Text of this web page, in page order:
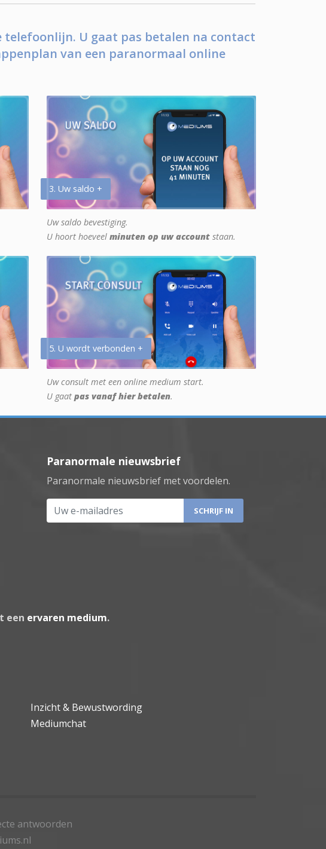
U gaat pas betalen na contact
van een paranormaal online
3. Uw saldo +
Uw saldo bevestiging.
U hoort hoeveel minuten op uw account staan.
5. U wordt verbonden +
Uw consult met een online medium start.
U gaat pas vanaf hier betalen.
Paranormale nieuwsbrief
Paranormale nieuwsbrief met voordelen.
Uw e-mailadres
een ervaren medium.
Inzicht & Bewustwording
Mediumchat
antwoorden